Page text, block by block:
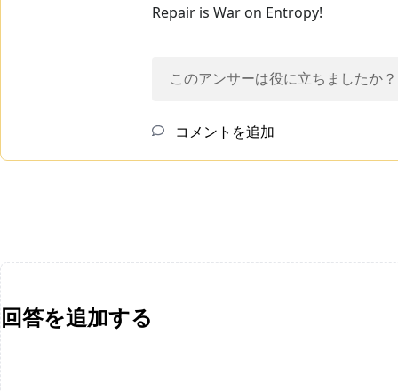
Repair is War on Entropy!
このアンサーは役に立ちましたか？
コメントを追加
回答を追加する